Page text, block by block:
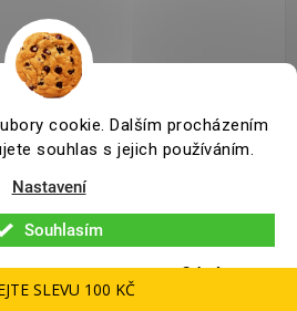
cookie. Dalším procházením
souhlas s jejich používáním.
Nastavení
Odmítnout
Souhlasím
Grey-Protect 2,5L 2294 (FT-20924)
+ dárek k objednávce nad 1000Kč
(14 ks
Kč bez DPH
1 123 Kč
SLEVU 100 KČ